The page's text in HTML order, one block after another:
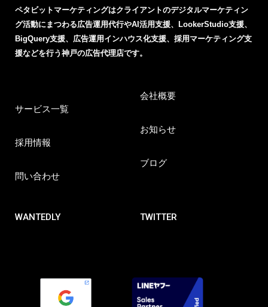
サービス一覧
採用情報
問い合わせ
会社概要
お知らせ
ブログ
WANTEDLY TWITTER
ペタビットマーケティングはクライアントのデジタルマーケティン
グ活動にまつわる広告運用代行やAI活用支援、LookerStudio支援、
BigQuery支援、広告運用インハウス化支援、採用マーケティング支
援などを行う神戸の広告代理店です。